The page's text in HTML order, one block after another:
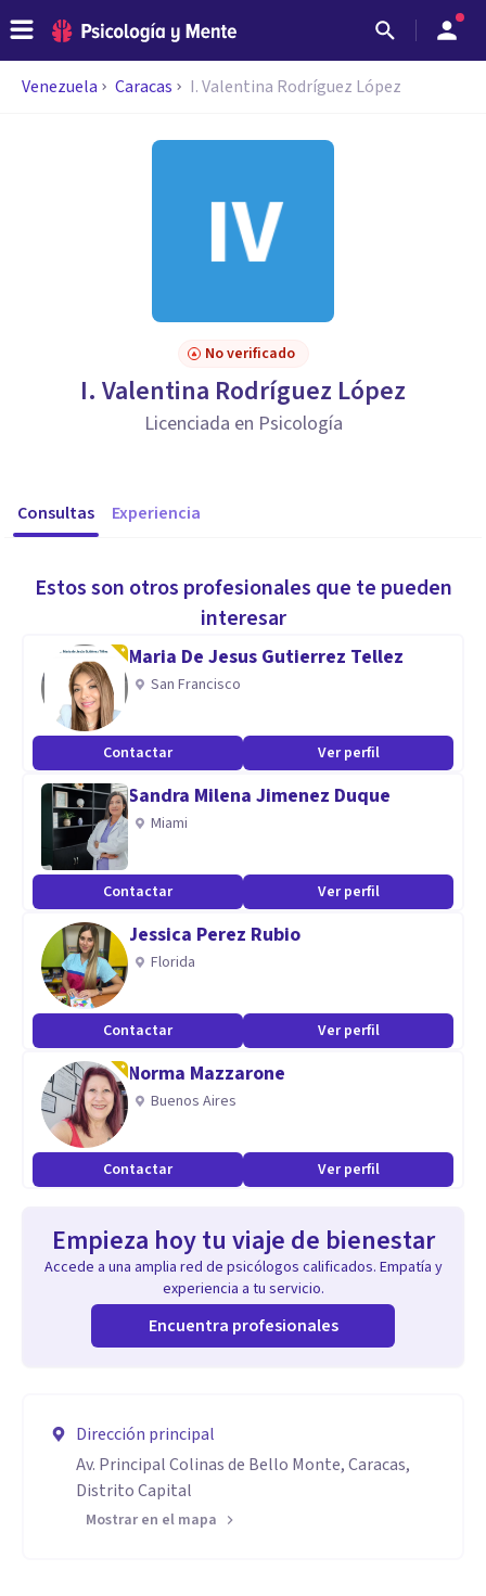
Venezuela Caracas I. Valentina Rodríguez López
No verificado
I. Valentina Rodríguez López
Licenciada en Psicología
Consultas Experiencia
Estos son otros profesionales que te pueden
interesar
Maria De Jesus Gutierrez Tellez
San Francisco
Contactar Ver perfil
Sandra Milena Jimenez Duque
Miami
Contactar Ver perfil
Jessica Perez Rubio
Florida
Contactar Ver perfil
Norma Mazzarone
Buenos Aires
Contactar Ver perfil
Empieza hoy tu viaje de bienestar
Accede a una amplia red de psicólogos calificados. Empatía y
experiencia a tu servicio.
Encuentra profesionales
Dirección principal
Av. Principal Colinas de Bello Monte, Caracas,
Distrito Capital
Mostrar en el mapa